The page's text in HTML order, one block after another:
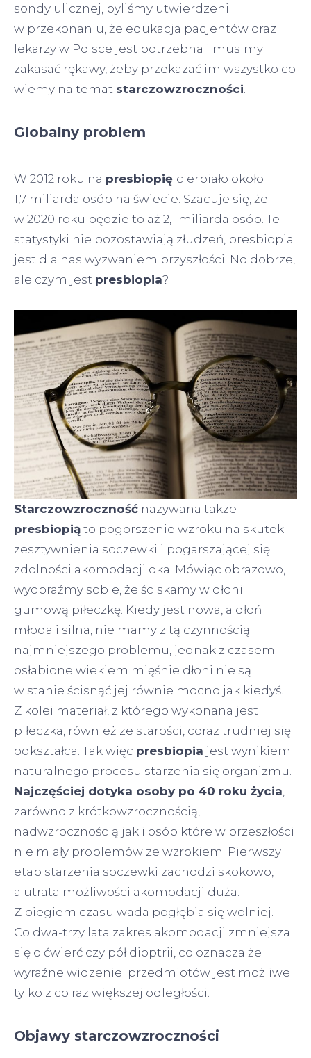
sondy ulicznej, byliśmy utwierdzeni
w przekonaniu, że edukacja pacjentów oraz
lekarzy w Polsce jest potrzebna i musimy
zakasać rękawy, żeby przekazać im wszystko co
wiemy na temat starczowzroczności
Globalny problem
W 2012 roku na presbiopię cierpiało około
1,7 miliarda osób na świecie. Szacuje się, że
w 2020 roku będzie to aż 2,1 miliarda osób. Te
statystyki nie pozostawiają złudzeń, presbiopia
jest dla nas wyzwaniem przyszłości. No dobrze,
ale czym jest presbiopia?
Starczowzroczność nazywana także
presbiopią to pogorszenie wzroku na skutek
zesztywnienia soczewki i pogarszającej się
zdolności akomodacji oka. Mówiąc obrazowo,
wyobraźmy sobie, że ściskamy w dłoni
gumową piłeczkę. Kiedy jest nowa, a dłoń
młoda i silna, nie mamy z tą czynnością
najmniejszego problemu, jednak z czasem
osłabione wiekiem mięśnie dłoni nie są
w stanie ścisnąć jej równie mocno jak kiedyś.
Z kolei materiał, z którego wykonana jest
piłeczka, również ze starości, coraz trudniej się
odkształca. Tak więc presbiopia jest wynikiem
naturalnego procesu starzenia się organizmu.
Najczęściej dotyka osoby po 40 roku życia,
zarówno z krótkowzrocznością,
nadwzrocznością jak i osób które w przeszłości
nie miały problemów ze wzrokiem. Pierwszy
etap starzenia soczewki zachodzi skokowo,
a utrata możliwości akomodacji duża.
Z biegiem czasu wada pogłębia się wolniej.
Co dwa-trzy lata zakres akomodacji zmniejsza
się o ćwierć czy pół dioptrii, co oznacza że
wyraźne widzenie przedmiotów jest możliwe
tylko z co raz większej odległości.
Objawy starczowzroczności